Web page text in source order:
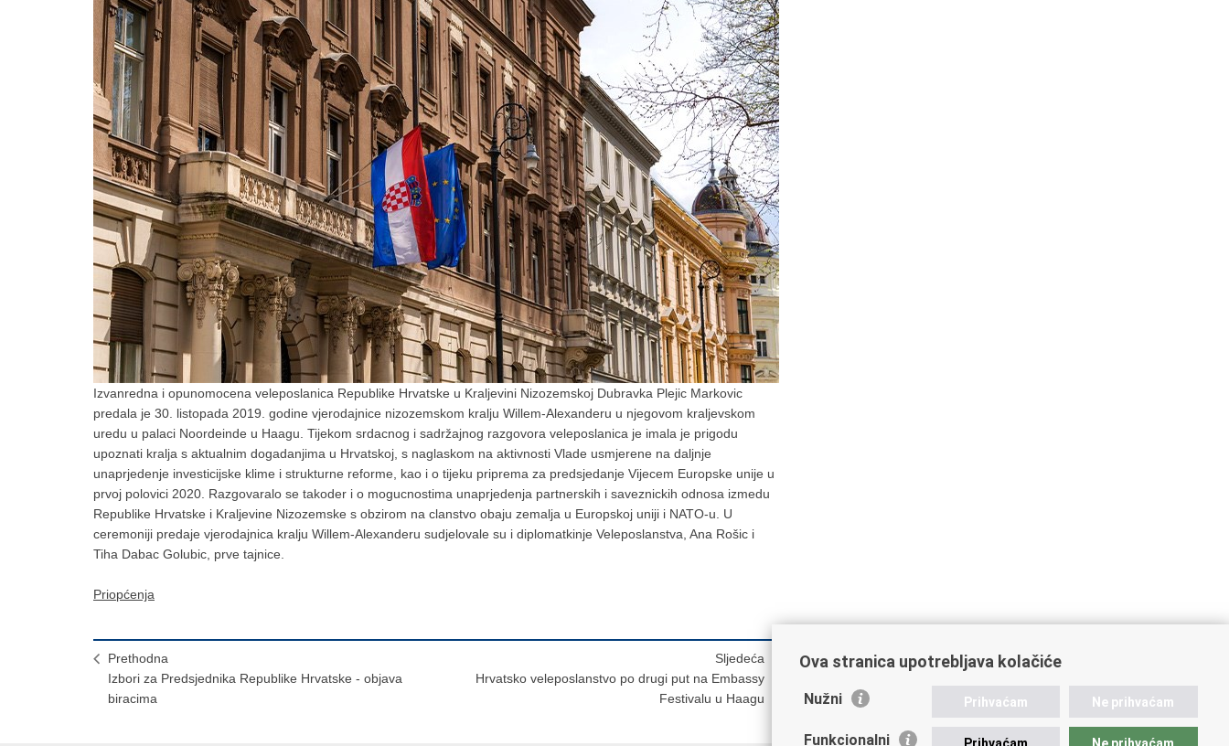
Izvanredna i opunomocena veleposlanica Republike Hrvatske u Kraljevini Nizozemskoj Dubravka Plejic Markovic
predala je 30. listopada 2019. godine vjerodajnice nizozemskom kralju Willem-Alexanderu u njegovom kraljevskom
uredu u palaci Noordeinde u Haagu. Tijekom srdacnog i sadržajnog razgovora veleposlanica je imala je prigodu
upoznati kralja s aktualnim dogadanjima u Hrvatskoj, s naglaskom na aktivnosti Vlade usmjerene na daljnje
unaprjedenje investicijske klime i strukturne reforme, kao i o tijeku priprema za predsjedanje Vijecem Europske unije u
prvoj polovici 2020. Razgovaralo se takoder i o mogucnostima unaprjedenja partnerskih i saveznickih odnosa izmedu
Republike Hrvatske i Kraljevine Nizozemske s obzirom na clanstvo obaju zemalja u Europskoj uniji i NATO-u. U
ceremoniji predaje vjerodajnica kralju Willem-Alexanderu sudjelovale su i diplomatkinje Veleposlanstva, Ana Rošic i
Tiha Dabac Golubic, prve tajnice.
Priopćenja
Prethodna
Izbori za Predsjednika Republike Hrvatske - objava
biracima
Sljedeća
Hrvatsko veleposlanstvo po drugi put na Embassy
Festivalu u Haagu
Ova stranica upotrebljava kolačiće
Nužni Prihvaćam Ne prihvaćam
Funkcionalni Prihvaćam Ne prihvaćam